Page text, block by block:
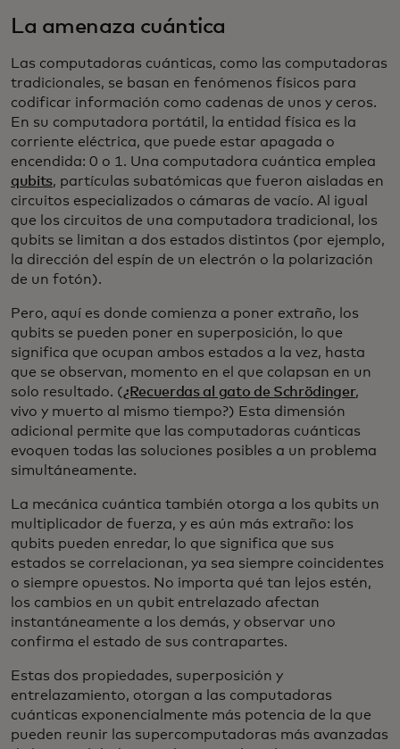
La amenaza cuántica
Las computadoras cuánticas, como las computadoras
tradicionales, se basan en fenómenos físicos para
codificar información como cadenas de unos y ceros.
En su computadora portátil, la entidad física es la
corriente eléctrica, que puede estar apagada o
encendida: 0 o 1. Una computadora cuántica emplea
qubits, partículas subatómicas que fueron aisladas en
circuitos especializados o cámaras de vacío. Al igual
que los circuitos de una computadora tradicional, los
qubits se limitan a dos estados distintos (por ejemplo,
la dirección del espín de un electrón o la polarización
de un fotón).
Pero, aquí es donde comienza a poner extraño, los
qubits se pueden poner en superposición, lo que
significa que ocupan ambos estados a la vez, hasta
que se observan, momento en el que colapsan en un
solo resultado. (¿Recuerdas al gato de Schrödinger,
vivo y muerto al mismo tiempo?) Esta dimensión
adicional permite que las computadoras cuánticas
evoquen todas las soluciones posibles a un problema
simultáneamente.
La mecánica cuántica también otorga a los qubits un
multiplicador de fuerza, y es aún más extraño: los
qubits pueden enredar, lo que significa que sus
estados se correlacionan, ya sea siempre coincidentes
o siempre opuestos. No importa qué tan lejos estén,
los cambios en un qubit entrelazado afectan
instantáneamente a los demás, y observar uno
confirma el estado de sus contrapartes.
Estas dos propiedades, superposición y
entrelazamiento, otorgan a las computadoras
cuánticas exponencialmente más potencia de la que
pueden reunir las supercomputadoras más avanzadas